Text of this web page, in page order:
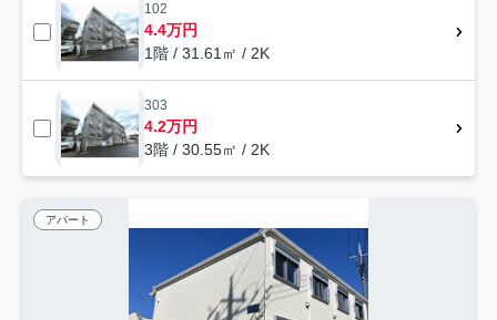
102
4.4万円
1階 / 31.61㎡ / 2K
303
4.2万円
3階 / 30.55㎡ / 2K
アパート